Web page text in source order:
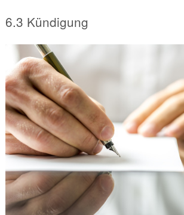
6.3 Kündigung